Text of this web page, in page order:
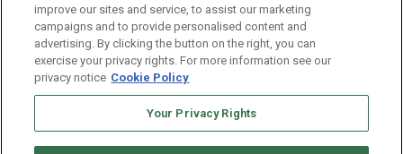
Pautas Editoriales
AdChoices
Advertise with us
Newsletters
improve our sites and service, to assist our marketing
campaigns and to provide personalised content and
advertising. By clicking the button on the right, you can
exercise your privacy rights. For more information see our
privacy notice Cookie Policy
Your Privacy Rights